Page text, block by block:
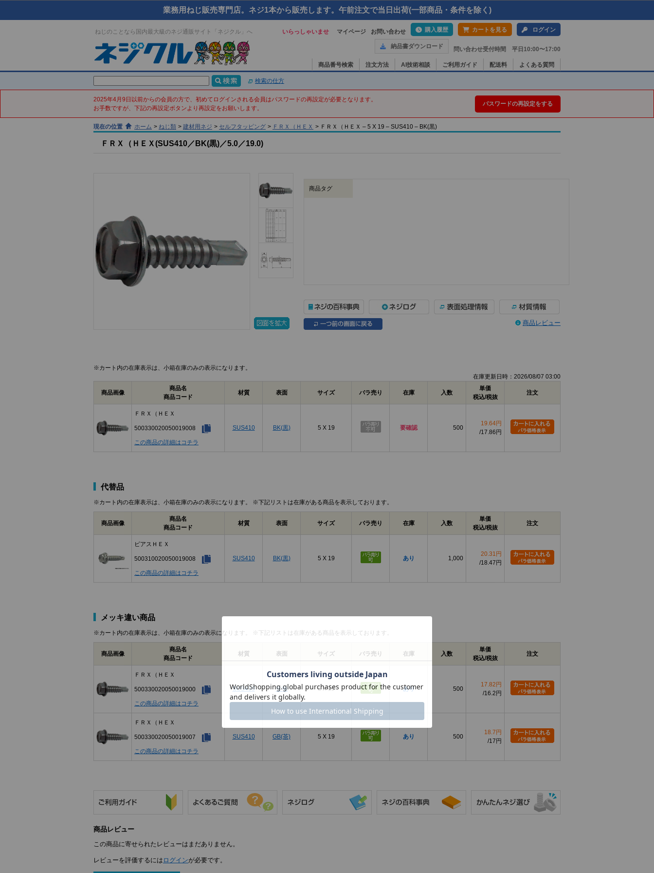
業務用ねじ販売専門店。ネジ1本から販売します。午前注文で当日出荷(一部商品・条件を除く)
ねじのことなら国内最大級のネジ通販サイト「ネジクル」へ いらっしゃいませ マイページ お問い合わせ 購入履歴 カートを見る ログイン
納品書ダウンロード 問い合わせ受付時間 平日10:00〜17:00
商品番号検索 注文方法 AI技術相談 ご利用ガイド 配送料 よくある質問
検索の仕方
2025年4月9日以前からの会員の方で、初めてログインされる会員はパスワードの再設定が必要となります。
お手数ですが、下記の再設定ボタンより再設定をお願いします。
パスワードの再設定をする
現在の位置 ホーム > ねじ類 > 建材用ネジ > セルフタッピング > ＦＲＸ（ＨＥＸ > ＦＲＸ（ＨＥＸ – 5 X 19 – SUS410 – BK(黒)
ＦＲＸ（ＨＥＸ(SUS410／BK(黒)／5.0／19.0)
商品タグ
商品レビュー
※カート内の在庫表示は、小箱在庫のみの表示になります。
在庫更新日時：2026/08/07 03:00
商品画像
商品名
商品コード
材質 表面 サイズ バラ売り 在庫 入数
単価
税込/税抜
注文
ＦＲＸ（ＨＥＸ
500330020050019008
この商品の詳細はコチラ
SUS410 BK(黒) 5 X 19 要確認 500
19.64円
17.86円
代替品
※カート内の在庫表示は、小箱在庫のみの表示になります。 ※下記リストは在庫がある商品を表示しております。
商品画像
商品名
商品コード
材質 表面 サイズ バラ売り 在庫 入数
単価
税込/税抜
注文
ピアスＨＥＸ
500310020050019008
この商品の詳細はコチラ
SUS410 BK(黒) 5 X 19 あり 1,000
20.31円
18.47円
メッキ違い商品
※カート内の在庫表示は、小箱在庫のみの表示になります。 ※下記リストは在庫がある商品を表示しております。
商品画像
商品名
商品コード
材質 表面 サイズ バラ売り 在庫 入数
単価
税込/税抜
注文
ＦＲＸ（ＨＥＸ
500330020050019000
この商品の詳細はコチラ
SUS410 生地 5 X 19 あり 500
17.82円
16.2円
ＦＲＸ（ＨＥＸ
500330020050019007
この商品の詳細はコチラ
SUS410 GB(茶) 5 X 19 あり 500
18.7円
17円
商品レビュー
この商品に寄せられたレビューはまだありません。
レビューを評価するには ログインが必要です。